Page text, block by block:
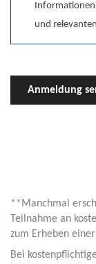
und
Anmeldung
**Manchmal
Teilnahme an
zum Erheben
Bei